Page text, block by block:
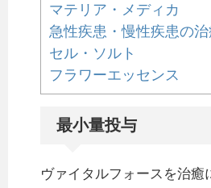
マテリア・メディカ
急性疾患・慢性疾患の治
セル・ソルト
フラワーエッセンス
最小量投与
ヴァイタルフォースを治癒